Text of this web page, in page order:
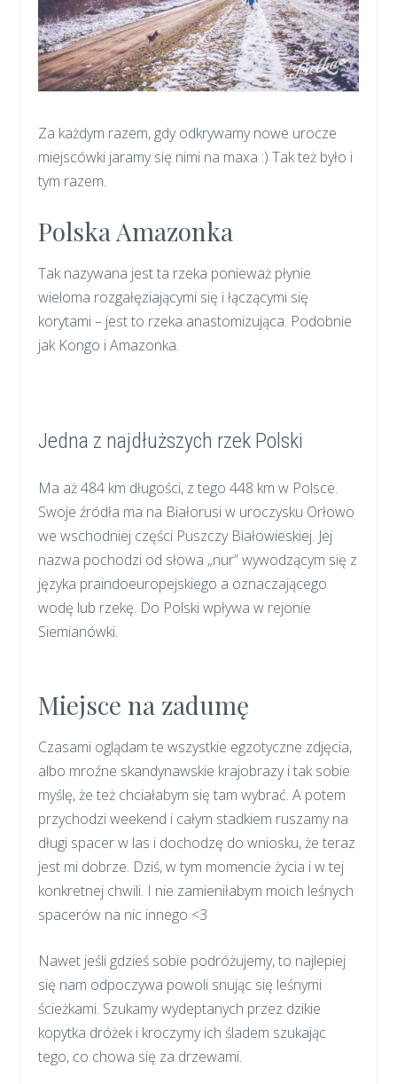
Za każdym razem, gdy odkrywamy nowe urocze
miejscówki jaramy się nimi na maxa :) Tak też było i
tym razem.
Polska Amazonka
Tak nazywana jest ta rzeka ponieważ płynie
wieloma rozgałęziającymi się i łączącymi się
korytami – jest to rzeka anastomizująca. Podobnie
jak Kongo i Amazonka.
Jedna z najdłuższych rzek Polski
Ma aż 484 km długości, z tego 448 km w Polsce.
Swoje źródła ma na Białorusi w uroczysku Orłowo
we wschodniej części Puszczy Białowieskiej. Jej
nazwa pochodzi od słowa „nur” wywodzącym się z
języka praindoeuropejskiego a oznaczającego
wodę lub rzekę. Do Polski wpływa w rejonie
Siemianówki.
Miejsce na zadumę
Czasami oglądam te wszystkie egzotyczne zdjęcia,
albo mroźne skandynawskie krajobrazy i tak sobie
myślę, że też chciałabym się tam wybrać. A potem
przychodzi weekend i całym stadkiem ruszamy na
długi spacer w las i dochodzę do wniosku, że teraz
jest mi dobrze. Dziś, w tym momencie życia i w tej
konkretnej chwili. I nie zamieniłabym moich leśnych
spacerów na nic innego <3
Nawet jeśli gdzieś sobie podróżujemy, to najlepiej
się nam odpoczywa powoli snując się leśnymi
ścieżkami. Szukamy wydeptanych przez dzikie
kopytka dróżek i kroczymy ich śladem szukając
tego, co chowa się za drzewami.